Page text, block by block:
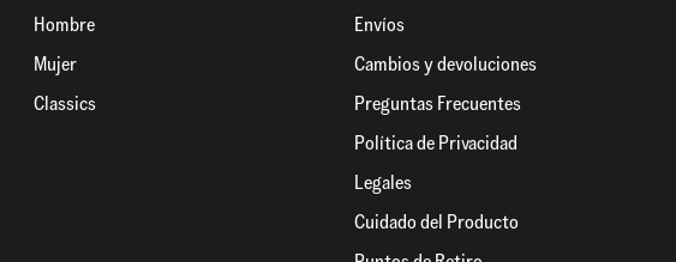
Hombre
Mujer
Classics
Envíos
Cambios y devoluciones
Preguntas Frecuentes
Política de Privacidad
Legales
Cuidado del Producto